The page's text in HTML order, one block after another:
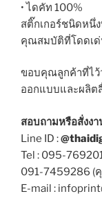
• ไดคัท 100%
สติ๊กเกอร์ชนิดหนึ่
คุณสมบัติที่โดดเด่
ขอบคุณลูกค้าที่ไว้
ออกแบบและผลิต
สอบถามหรือสั่งงา
Line ID :
Tel : 095-
091-7459286 (
E-mail :